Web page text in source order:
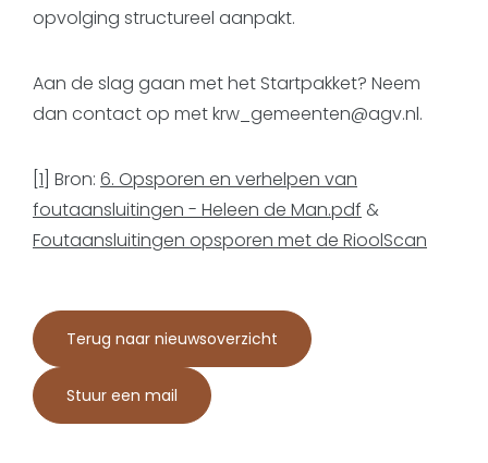
opvolging structureel aanpakt.
Aan de slag gaan met het Startpakket? Neem
dan contact op met krw_gemeenten@agv.nl.
[1] Bron: 6. Opsporen en verhelpen van
foutaansluitingen - Heleen de Man.pdf &
Foutaansluitingen opsporen met de RioolScan
Terug naar nieuwsoverzicht
Stuur een mail